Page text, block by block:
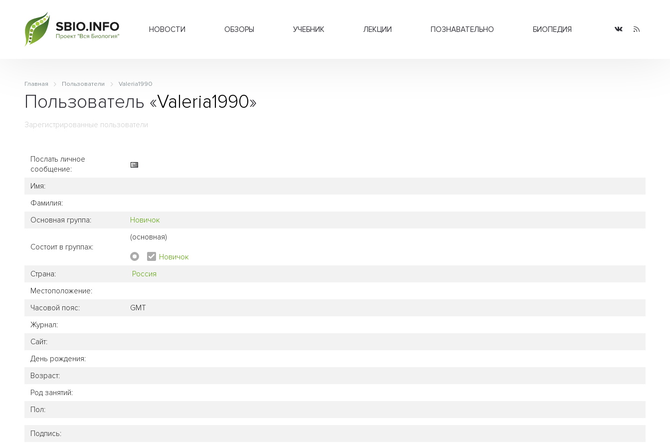
НОВОСТИ ОБЗОРЫ УЧЕБНИК ЛЕКЦИИ ПОЗНАВАТЕЛЬНО БИОПЕДИЯ
Главная Пользователи Valeria1990
Пользователь «Valeria1990»
Зарегистрированные пользователи
Послать личное
сообщение:
Имя:
Фамилия:
Основная группа:
Новичок
Состоит в группах:
(основная)
Новичок
Страна:
Россия
Местоположение:
Часовой пояс:
GMT
Журнал:
Сайт:
День рождения:
Возраст:
Род занятий:
Пол:
Подпись: